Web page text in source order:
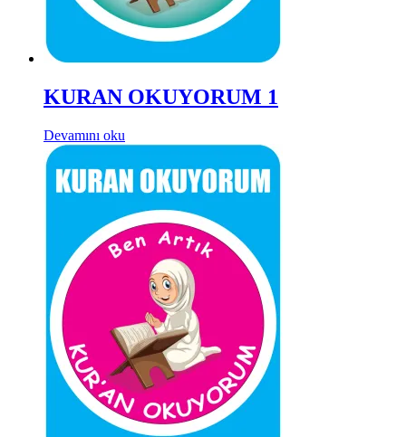
KURAN OKUYORUM 1
Devamını oku